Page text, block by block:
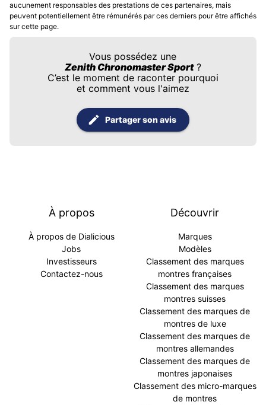
aucunement responsables des prestations de ces partenaires, mais
peuvent potentiellement être rémunérés par ces derniers pour être affichés
sur cette page.
Vous possédez une
Zenith Chronomaster Sport?
C’est le moment de raconter pourquoi
et comment vous l'aimez
Partager son avis
À propos
À propos de Dialicious
Jobs
Investisseurs
Contactez-nous
Découvrir
Marques
Modèles
Classement des marques
montres françaises
Classement des marques
montres suisses
Classement des marques de
montres de luxe
Classement des marques de
montres allemandes
Classement des marques de
montres japonaises
Classement des micro-marques
de montres